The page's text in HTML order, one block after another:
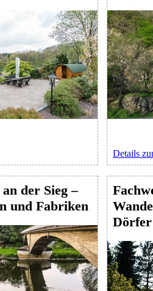
Details
der Sieg –
und Fabriken
Dörfer